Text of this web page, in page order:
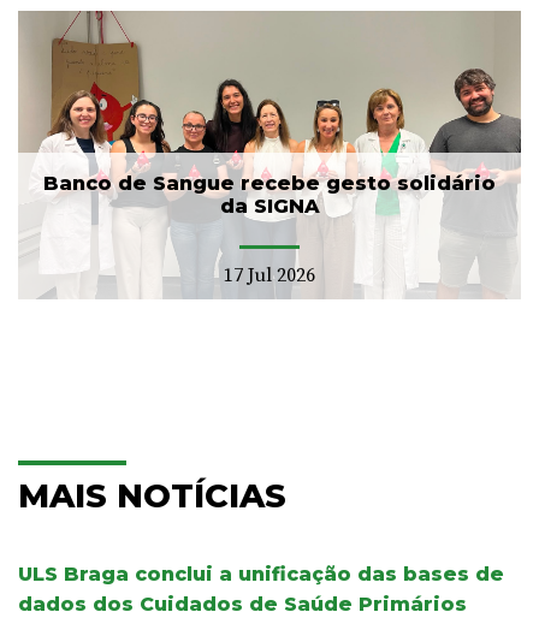
Banco de Sangue recebe gesto solidário
da SIGNA
17 Jul 2026
MAIS NOTÍCIAS
ULS Braga conclui a unificação das bases de
dados dos Cuidados de Saúde Primários